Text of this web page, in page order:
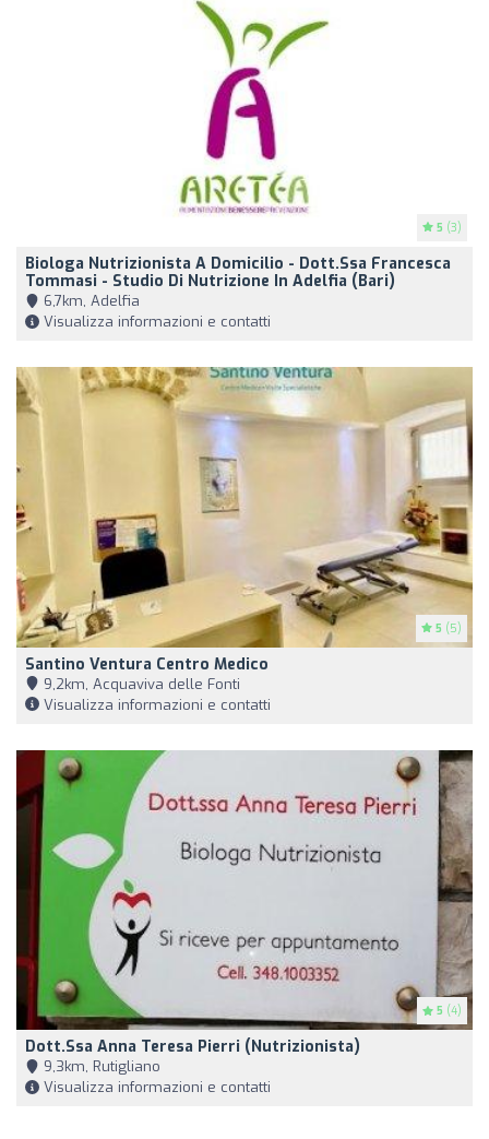
5 (3)
Biologa Nutrizionista A Domicilio - Dott.ssa Francesca
Tommasi - Studio Di Nutrizione In Adelfia (Bari)
6,7km, Adelfia
Visualizza informazioni e contatti
5 (5)
Santino Ventura Centro Medico
9,2km, Acquaviva delle Fonti
Visualizza informazioni e contatti
5 (4)
Dott.ssa Anna Teresa Pierri (Nutrizionista)
9,3km, Rutigliano
Visualizza informazioni e contatti